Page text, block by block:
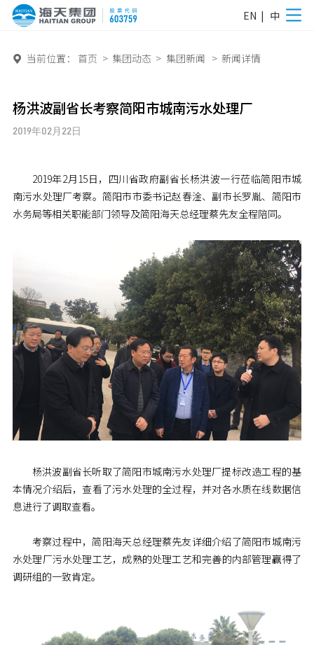
EN | 中
 当前位置： 首页 > 集团动态 > 集团新闻 > 新闻详情
杨洪波副省长考察简阳市城南污水处理厂
2019年02月22日
2019年2月15日，四川省政府副省长杨洪波一行莅临简阳市城
南污水处理厂考察。简阳市市委书记赵春淦、副市长罗胤、简阳市
水务局等相关职能部门领导及简阳海天总经理蔡先友全程陪同。
杨洪波副省长听取了简阳市城南污水处理厂提标改造工程的基
本情况介绍后，查看了污水处理的全过程，并对各水质在线数据信
息进行了调取查看。
考察过程中，简阳海天总经理蔡先友详细介绍了简阳市城南污
水处理厂污水处理工艺，成熟的处理工艺和完善的内部管理赢得了
调研组的一致肯定。